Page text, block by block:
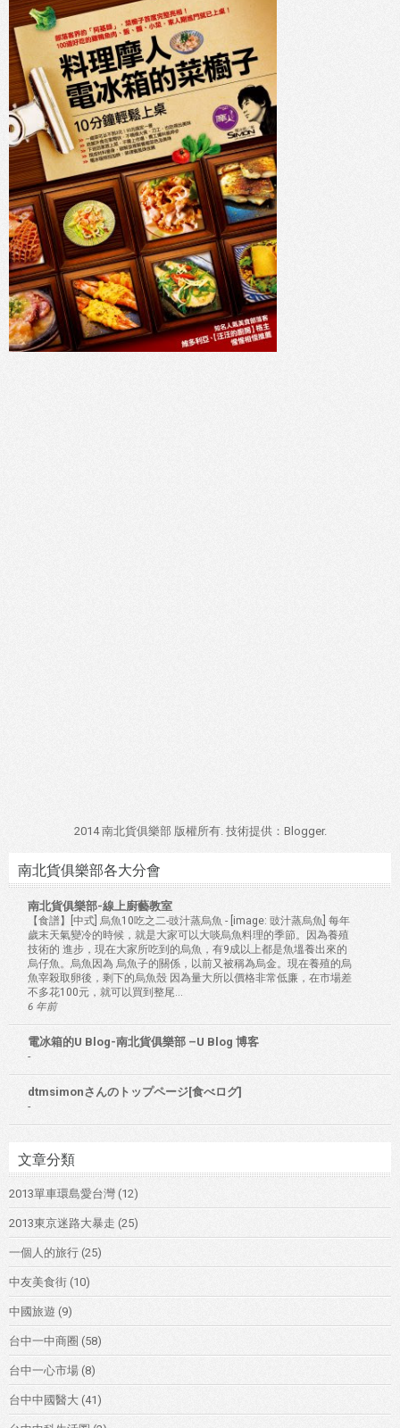
2014 南北貨俱樂部 版權所有. 技術提供： Blogger.
南北貨俱樂部各大分會
南北貨俱樂部-線上廚藝教室
【食譜】[中式] 烏魚10吃之二-豉汁蒸烏魚 - [image: 豉汁蒸烏魚] 每年
歲末天氣變冷的時候，就是大家可以大啖烏魚料理的季節。因為養殖
技術的 進步，現在大家所吃到的烏魚，有9成以上都是魚塭養出來的
烏仔魚。烏魚因為 烏魚子的關係，以前又被稱為烏金。現在養殖的烏
魚宰殺取卵後，剩下的烏魚殼 因為量大所以價格非常低廉，在市場差
不多花100元，就可以買到整尾...
6 年前
電冰箱的U Blog-南北貨俱樂部 –U Blog 博客
-
dtmsimonさんのトップページ[食べログ]
-
文章分類
2013單車環島愛台灣 (12)
2013東京迷路大暴走 (25)
一個人的旅行 (25)
中友美食街 (10)
中國旅遊 (9)
台中一中商圈 (58)
台中一心市場 (8)
台中中國醫大 (41)